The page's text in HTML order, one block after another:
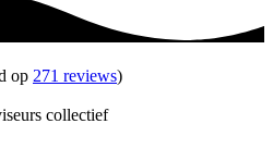
op 271 reviews)